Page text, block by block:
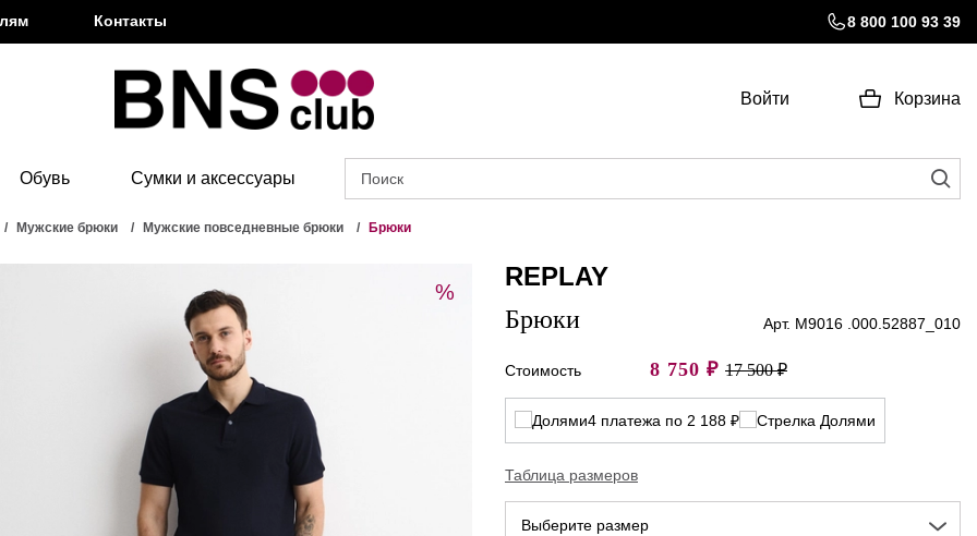
Контакты 8 800 100 93 39
Войти Корзина
Обувь Сумки и аксессуары
Мужские брюки Мужские повседневные брюки Брюки
%
REPLAY
Брюки Арт. M9016 .000.52887_010
Стоимость 8 750 ₽ 17 500 ₽
4 платежа по 2 188 ₽
Таблица размеров
Выберите размер